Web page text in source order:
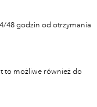
48 godzin od otrzymania
to możliwe również do